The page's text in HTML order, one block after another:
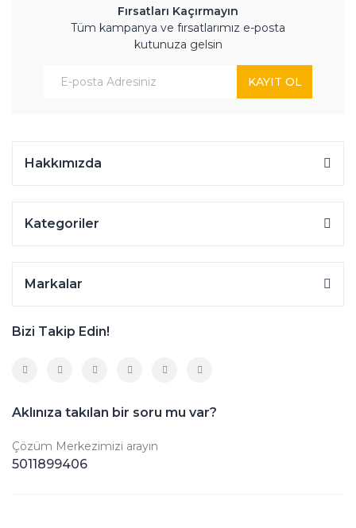
Fırsatları Kaçırmayın
Tüm kampanya ve fırsatlarımız e-posta
kutunuza gelsin
KAYIT OL
Hakkımızda
Kategoriler
Markalar
Bizi Takip Edin!
Aklınıza takılan bir soru mu var?
Çözüm Merkezimizi arayın
5011899406